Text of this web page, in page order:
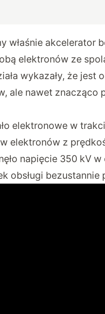
właśnie akcelerator
elektronów ze
wykazały, że
ale nawet znacząco
elektronowe w
elektronów z
napięcie 350 kV
obsługi bezustannie